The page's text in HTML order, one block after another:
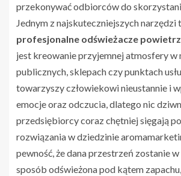
przekonywać odbiorców do
Jednym z najskuteczniejszych narzędzi
profesjonalne odświeżacze
jest kreowanie przyjemnej atmosfery w
publicznych, sklepach czy punktach
towarzyszy człowiekowi nieustannie i
emocje oraz odczucia, dlatego nic
przedsiębiorcy coraz chętniej sięgają
rozwiązania w dziedzinie
pewność, że dana przestrzeń zostanie
sposób odświeżona pod kątem